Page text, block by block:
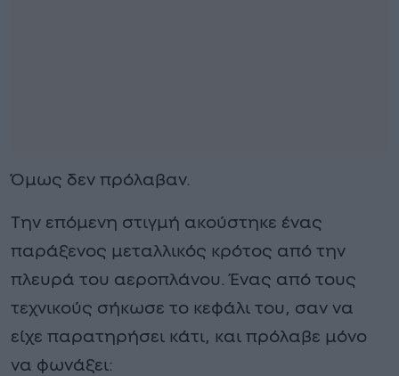
Όμως δεν πρόλαβαν.
Την επόμενη στιγμή ακούστηκε ένας
παράξενος μεταλλικός κρότος από την
πλευρά του αεροπλάνου. Ένας από τους
τεχνικούς σήκωσε το κεφάλι του, σαν να
είχε παρατηρήσει κάτι, και πρόλαβε μόνο
να φωνάξει: